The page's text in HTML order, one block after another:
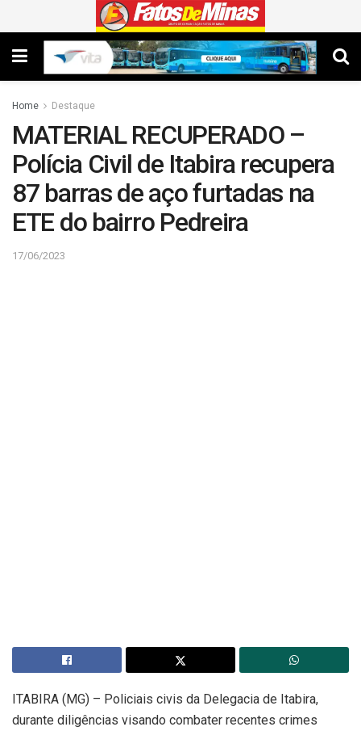
Home Destaque
MATERIAL RECUPERADO –
Polícia Civil de Itabira recupera
87 barras de aço furtadas na
ETE do bairro Pedreira
17/06/2023
ITABIRA (MG) – Policiais civis da Delegacia de Itabira,
durante diligências visando combater recentes crimes